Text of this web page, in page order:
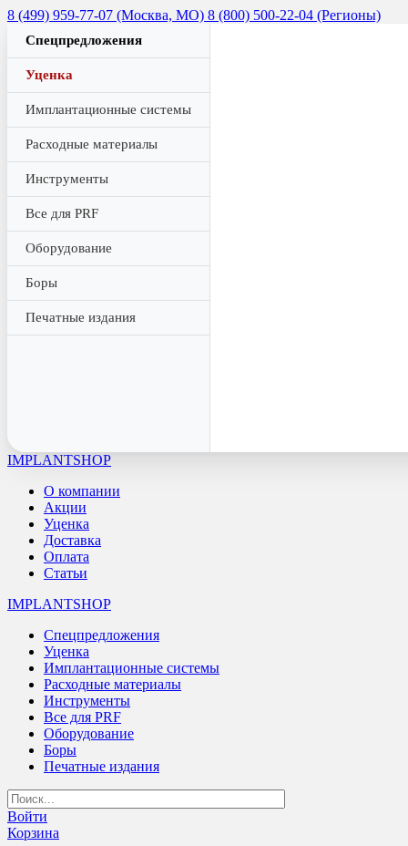
8 (499) 959-77-07 (Москва, МО) 8 (800) 500-22-04 (Регионы)
Спецпредложения
Уценка
Имплантационные системы
Расходные материалы
Инструменты
Все для PRF
Оборудование
Боры
Печатные издания
IMPLANTSHOP
О компании
Акции
Уценка
Доставка
Оплата
Статьи
IMPLANTSHOP
Спецпредложения
Уценка
Имплантационные системы
Расходные материалы
Инструменты
Все для PRF
Оборудование
Боры
Печатные издания
Войти
Корзина